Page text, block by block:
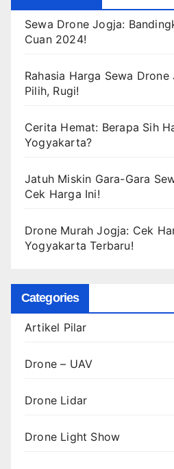
Sewa Drone Jogja:
Cuan 2024!
Rahasia Harga Sewa
Pilih, Rugi!
Cerita Hemat: Berapa Sih
Yogyakarta?
Jatuh Miskin Gara-Gara
Cek Harga Ini!
Drone Murah Jogja: Cek
Yogyakarta Terbaru!
Categories
Artikel Pilar
Drone – UAV
Drone Lidar
Drone Light Show